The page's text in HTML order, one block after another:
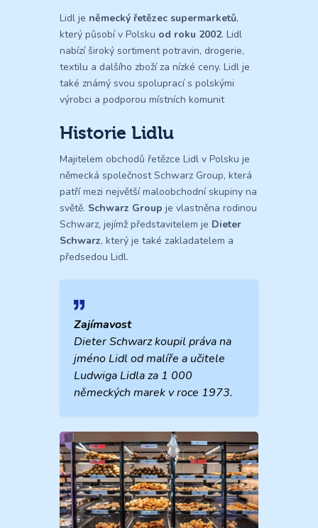
Lidl je německý řetězec supermarketů,
který působí v Polsku od roku 2002. Lidl
nabízí široký sortiment potravin, drogerie,
textilu a dalšího zboží za nízké ceny. Lidl je
také známý svou spoluprací s polskými
výrobci a podporou místních komunit
Historie Lidlu
Majitelem obchodů řetězce Lidl v Polsku je
německá společnost Schwarz Group, která
patří mezi největší maloobchodní skupiny na
světě. Schwarz Group je vlastněna rodinou
Schwarz, jejímž představitelem je Dieter
Schwarz, který je také zakladatelem a
předsedou Lidl.
Zajímavost
Dieter Schwarz koupil práva na
jméno Lidl od malíře a učitele
Ludwiga Lidla za 1 000
německých marek v roce 1973.